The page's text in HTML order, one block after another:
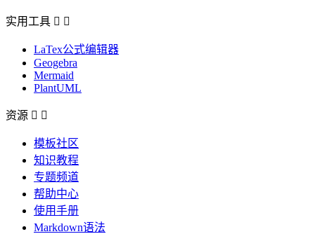
实用工具  
LaTex公式编辑器
Geogebra
Mermaid
PlantUML
资源  
模板社区
知识教程
专题频道
帮助中心
使用手册
Markdown语法